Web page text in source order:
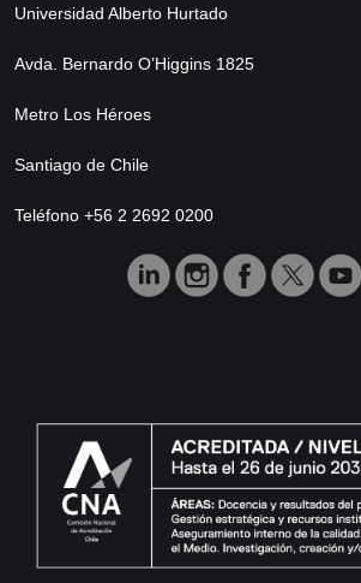
Universidad Alberto Hurtado
Avda. Bernardo O’Higgins 1825
Metro Los Héroes
Santiago de Chile
Teléfono +56 2 2692 0200